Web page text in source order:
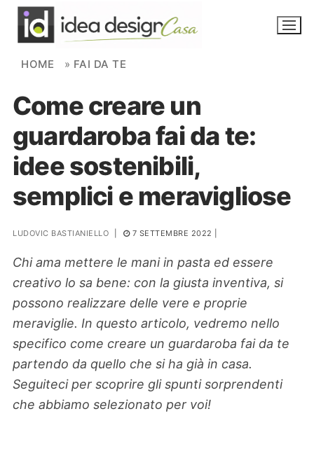
Skip to content
NOVITÀ
AMBIENTI
FAI DA TE
PIANTE
Ortaggio
HOME » FAI DA TE
Come creare un
guardaroba fai da te:
idee sostenibili,
semplici e meravigliose
LUDOVIC BASTIANIELLO 7 SETTEMBRE 2022
Chi ama mettere le mani in pasta ed essere
creativo lo sa bene: con la giusta inventiva, si
possono realizzare delle vere e proprie
meraviglie. In questo articolo, vedremo nello
specifico come creare un guardaroba fai da te
partendo da quello che si ha già in casa.
Seguiteci per scoprire gli spunti sorprendenti
che abbiamo selezionato per voi!